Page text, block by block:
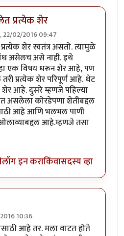
प्रत्येक शेर
22/02/2016 09:47
आवडली.byराही
शेर स्वतंत्र असतो. त्यामुळे
असेलच असे नाही. इथे
हा एक विषय धरून शेर आहे, पण
प्रत्येक शेर परिपूर्ण आहे. थेट
शेर आहे. दुसरे म्हणजे पहिल्या
असलेला कोरडेपणा शेतीबद्दल
आहे आणि भलभल पाणी
आहे.म्हणजे तसा
लॉग इन कराकिंवासदस्य व्हा
10:36
गझलेत प्रत्येक शेरbyस्वामी
आहे तर. मला वाटत होते